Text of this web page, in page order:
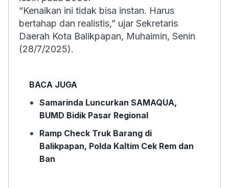
“Kenaikan ini tidak bisa instan. Harus
bertahap dan realistis,” ujar Sekretaris
Daerah Kota Balikpapan, Muhaimin, Senin
(28/7/2025).
BACA JUGA
Samarinda Luncurkan SAMAQUA,
BUMD Bidik Pasar Regional
Ramp Check Truk Barang di
Balikpapan, Polda Kaltim Cek Rem dan
Ban